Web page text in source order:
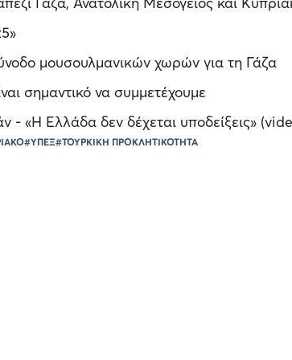
μουσουλμανικών χωρών για τη Γάζα
σημαντικό να συμμετέχουμε
«Η Ελλάδα δεν δέχεται υποδείξεις»
#ΥΠΕΞ#ΤΟΥΡΚΙΚΗ ΠΡΟΚΛΗΤΙΚΟΤΗΤΑ